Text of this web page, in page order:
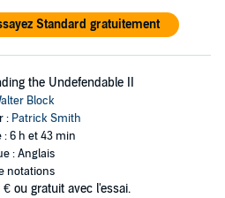
Standard gratuitement
the Undefendable II
Block
: Patrick Smith
: 6 h et 43 min
: Anglais
notations
€ ou gratuit avec l'essai.